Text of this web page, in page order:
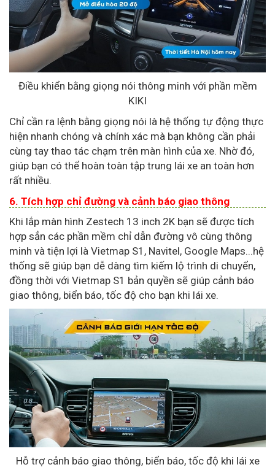
Điều khiển bằng giọng nói thông minh với phần mềm
KIKI
Chỉ cần ra lệnh bằng giọng nói là hệ thống tự động thực
hiện nhanh chóng và chính xác mà bạn không cần phải
cùng tay thao tác chạm trên màn hình của xe. Nhờ đó,
giúp bạn có thể hoàn toàn tập trung lái xe an toàn hơn
rất nhiều.
6. Tích hợp chỉ đường và cảnh báo giao thông
Khi lắp màn hình Zestech 13 inch 2K bạn sẽ được tích
hợp sẳn các phần mềm chỉ dẫn đường vô cùng thông
minh và tiện lợi là Vietmap S1, Navitel, Google Maps...hệ
thống sẽ giúp bạn dễ dàng tìm kiếm lộ trình di chuyển,
đồng thời với Vietmap S1 bản quyền sẽ giúp cảnh báo
giao thông, biển báo, tốc độ cho bạn khi lái xe.
Hỗ trợ cảnh báo giao thông, biển báo, tốc độ khi lái xe